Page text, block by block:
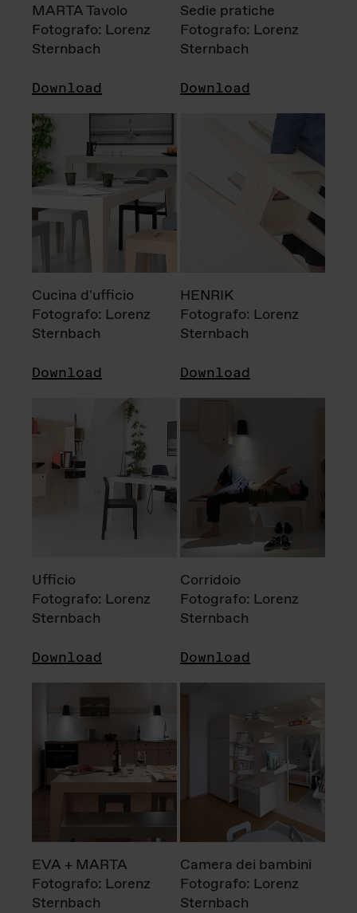
MARTA Tavolo
Fotografo: Lorenz
Sternbach
Download
Sedie pratiche
Fotografo: Lorenz
Sternbach
Download
Cucina d'ufficio
Fotografo: Lorenz
Sternbach
Download
HENRIK
Fotografo: Lorenz
Sternbach
Download
Ufficio
Fotografo: Lorenz
Sternbach
Download
Corridoio
Fotografo: Lorenz
Sternbach
Download
EVA + MARTA
Fotografo: Lorenz
Sternbach
Camera dei bambini
Fotografo: Lorenz
Sternbach